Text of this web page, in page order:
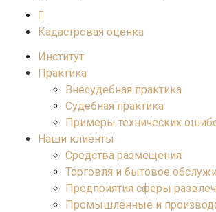
Кадастровая оценка
Институт
Практика
Внесудебная практика
Судебная практика
Примеры технических
Наши клиенты
Средства размещения
Торговля и бытовое
Предприятия сферы
Промышленные и